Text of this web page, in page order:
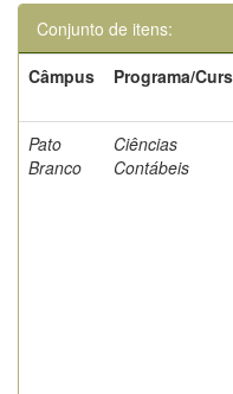
Conjunto de itens:
Câmpus
Programa/
Pato
Branco
Ciências
Contábeis